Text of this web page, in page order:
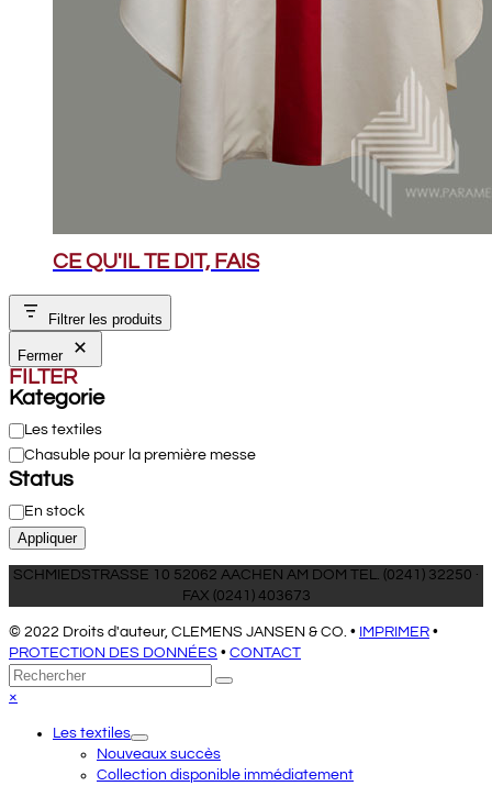
CE QU'IL TE DIT, FAIS
Filtrer les produits
Fermer
FILTER
Kategorie
Catégorie
Les textiles
Chasuble pour la première messe
Status
ÉtatEn stock
Appliquer
SCHMIEDSTRASSE 10 52062 AACHEN AM DOM TEL. (0241) 32250 ·
FAX (0241) 403673
© 2022 Droits d'auteur, CLEMENS JANSEN & CO. • IMPRIMER •
PROTECTION DES DONNÉES • CONTACT
Retour
au
Rechercher
Envoyer
×
menuLes textiles
Nouveaux succès
Collection disponible immédiatement